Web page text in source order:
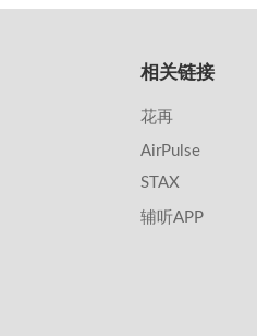
相关链接
花再
AirPulse
STAX
辅听APP